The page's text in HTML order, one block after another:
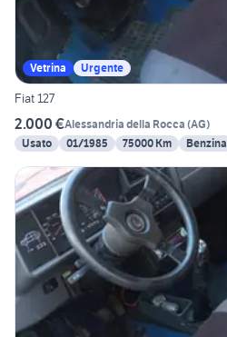
Vetrina Urgente
Fiat 127
2.000 €Alessandria della Rocca (AG)
Usato
01/1985 75000 Km Benzina